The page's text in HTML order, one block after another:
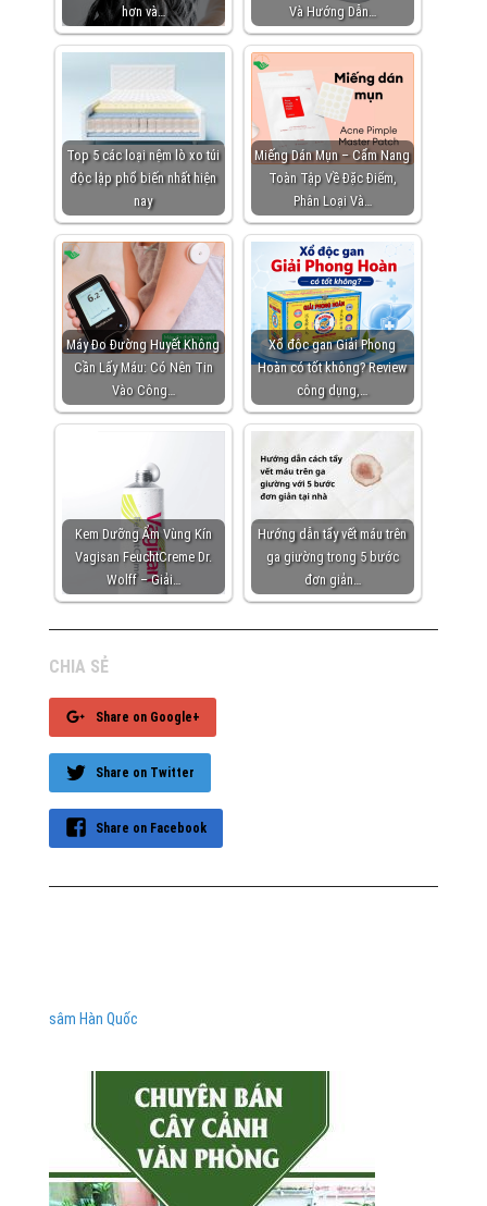
hơn và…
Và Hướng Dẫn…
Top 5 các loại nệm lò xo túi
độc lập phổ biến nhất hiện
nay
Miếng Dán Mụn – Cẩm Nang
Toàn Tập Về Đặc Điểm,
Phân Loại Và…
Máy Đo Đường Huyết Không
Cần Lấy Máu: Có Nên Tin
Vào Công…
Xổ độc gan Giải Phong
Hoàn có tốt không? Review
công dụng,…
Kem Dưỡng Ẩm Vùng Kín
Vagisan FeuchtCreme Dr.
Wolff – Giải…
Hướng dẫn tẩy vết máu trên
ga giường trong 5 bước
đơn giản…
CHIA SẺ
Share on Google+
Share on Twitter
Share on Facebook
sâm Hàn Quốc